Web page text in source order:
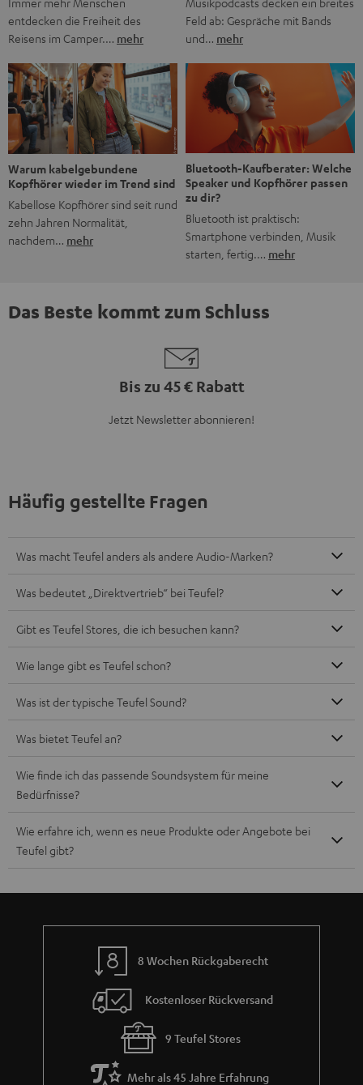
entdecken die Freiheit des
Reisens im Camper.… mehr
Feld ab: Gespräche mit Bands
und… mehr
Warum kabelgebundene
Kopfhörer wieder im Trend sind
Kabellose Kopfhörer sind seit rund
zehn Jahren Normalität,
nachdem… mehr
Bluetooth-Kaufberater: Welche
Speaker und Kopfhörer passen
zu dir?
Bluetooth ist praktisch:
Smartphone verbinden, Musik
starten, fertig.… mehr
Das Beste kommt zum Schluss
Bis zu 45 € Rabatt
Jetzt Newsletter abonnieren!
Häufig gestellte Fragen
Was macht Teufel anders als andere Audio-Marken?
Was bedeutet „Direktvertrieb“ bei Teufel?
Gibt es Teufel Stores, die ich besuchen kann?
Wie lange gibt es Teufel schon?
Was ist der typische Teufel Sound?
Was bietet Teufel an?
Wie finde ich das passende Soundsystem für meine
Bedürfnisse?
Wie erfahre ich, wenn es neue Produkte oder Angebote bei
Teufel gibt?
8 Wochen Rückgaberecht
Kostenloser Rückversand
9 Teufel Stores
Mehr als 45 Jahre Erfahrung